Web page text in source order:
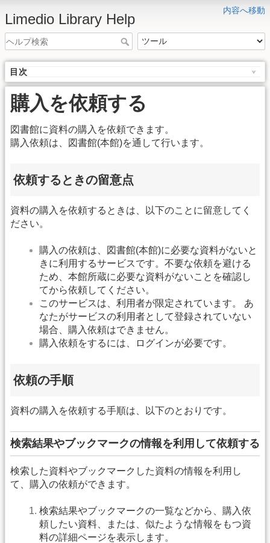
内容へ移動
Limedio Library Help
目次
購入を依頼する
図書館に資料の購入を依頼できます。
購入依頼は、図書館(本館)を通して行います。
依頼するときの留意点
資料の購入を依頼するときは、以下のことに留意してく
ださい。
購入の依頼は、図書館(本館)に必要な資料がないと
きに利用するサービスです。不要な依頼を避ける
ため、本館所蔵に必要な資料がないことを確認し
てから依頼してください。
このサービスは、利用者が限定されています。 あ
なたがサービスの利用者として登録されていない
場合、購入依頼はできません。
購入依頼をするには、ログインが必要です。
依頼の手順
資料の購入を依頼する手順は、以下のとおりです。
検索結果やブックマークの情報を利用して依頼する
検索した資料やブックマークした資料の情報を利用し
て、購入の依頼ができます。
検索結果やブックマークの一覧などから、購入依
頼したい資料、または、似たような情報をもつ資
料の詳細ページを表示します。